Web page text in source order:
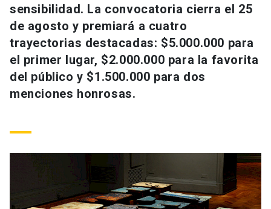
Académicos
Personal
Alumni launch
Vecinos
Admisión launch
Mi Cuenta UC launch
Correo UC launch
Mi Portal UC launch
sensibilidad. La convocatoria cierra el 25
de agosto y premiará a cuatro
trayectorias destacadas: $5.000.000 para
el primer lugar, $2.000.000 para la favorita
del público y $1.500.000 para dos
menciones honrosas.